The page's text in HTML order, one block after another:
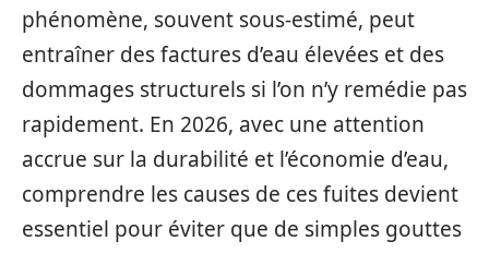
phénomène, souvent sous-estimé, peut
entraîner des factures d’eau élevées et des
dommages structurels si l’on n’y remédie pas
rapidement. En 2026, avec une attention
accrue sur la durabilité et l’économie d’eau,
comprendre les causes de ces fuites devient
essentiel pour éviter que de simples gouttes